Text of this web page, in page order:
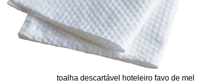
toalha descartável hoteleiro favo de mel